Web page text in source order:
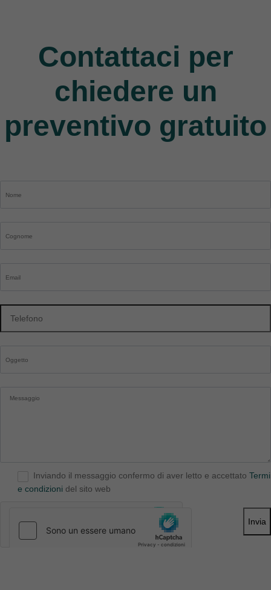
Contattaci per
chiedere un
preventivo gratuito
Inviando il messaggio confermo di aver letto e accettato
e condizioni del sito web
Invia